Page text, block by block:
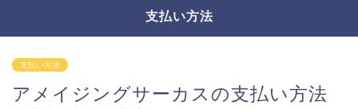
支払い方法
支払い方法
アメイジングサーカスの支払い方法